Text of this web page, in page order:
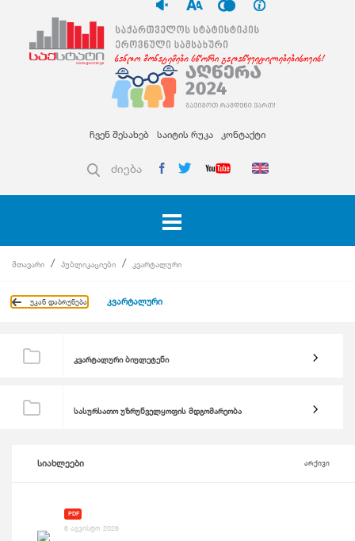
ჩვენ შესახებ საიტის რუკა კონტაქტი
ძიება
მთავარი პუბლიკაციები კვარტალური
უკან დაბრუნება კვარტალური
კვარტალური ბიულეტენი
სასურსათო უზრუნველყოფის მდგომარეობა
სიახლეები არქივი
PDF
6 აგვისტო 2026